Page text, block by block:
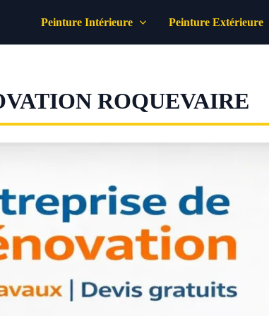
Peinture Intérieure Peinture Extérieure
ROQUEVAIRE